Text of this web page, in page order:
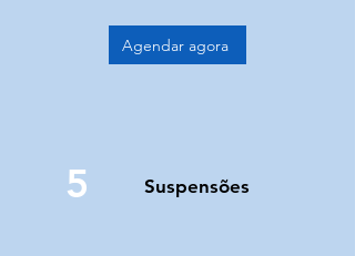
Agendar agora
5 Suspensões